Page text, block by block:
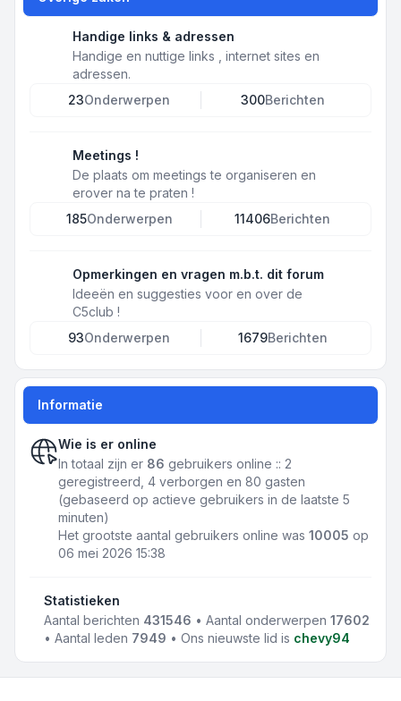
Handige links & adressen
Handige en nuttige links , internet sites en
adressen.
23Onderwerpen 300Berichten
Meetings !
De plaats om meetings te organiseren en
erover na te praten !
185Onderwerpen 11406Berichten
Opmerkingen en vragen m.b.t. dit forum
Ideeën en suggesties voor en over de
C5club !
93Onderwerpen 1679Berichten
Informatie
Wie is er online
In totaal zijn er 86 gebruikers online :: 2
geregistreerd, 4 verborgen en 80 gasten
(gebaseerd op actieve gebruikers in de laatste 5
minuten)
Het grootste aantal gebruikers online was 10005 op
06 mei 2026 15:38
Statistieken
Aantal berichten 431546 • Aantal onderwerpen17602
• Aantal leden 7949 • Ons nieuwste lid is chevy94